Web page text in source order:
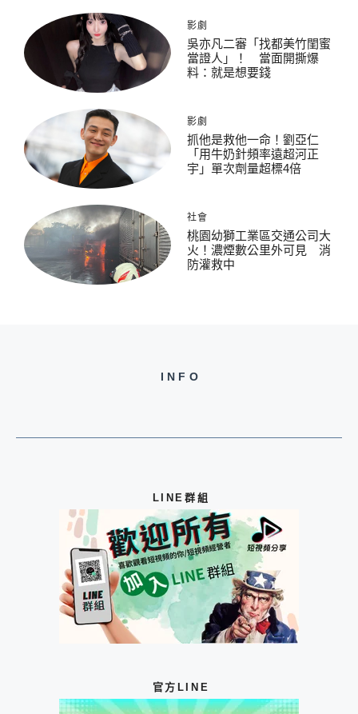
影劇
吳亦凡二審「找都美竹閨蜜
當證人」！ 當面開撕爆
料：就是想要錢
影劇
抓他是救他一命！劉亞仁
「用牛奶針頻率遠超河正
宇」單次劑量超標4倍
社會
桃園幼獅工業區交通公司大
火！濃煙數公里外可見 消
防灌救中
INFO
LINE群組
官方LINE